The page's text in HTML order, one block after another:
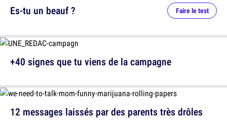
12 messages laissés par des parents très drôles
Es-tu un beauf ? Faire le test
+40 signes que tu viens de la campagne